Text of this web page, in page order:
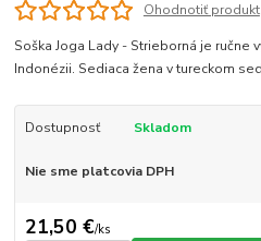
Ohodnotiť produkt
Soška Joga Lady - Strieborná je ručne
Indonézii. Sediaca žena v tureckom
Dostupnosť Skladom
Nie sme platcovia DPH
21,50 €/ks